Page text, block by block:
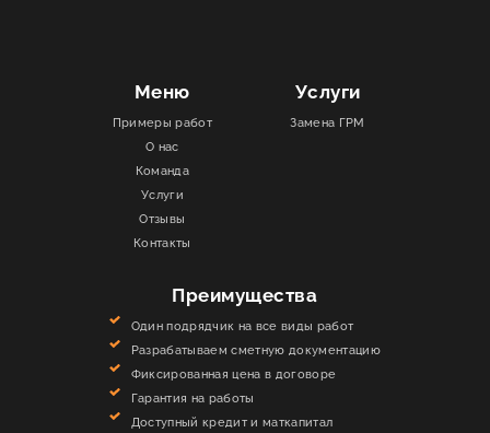
КОНТАКТЫМеню
Примеры работ
О нас
Команда
Услуги
Отзывы
Контакты
Услуги
Замена ГРМ
Преимущества
Один подрядчик на все виды работ
Разрабатываем сметную документацию
Фиксированная цена в договоре
Гарантия на работы
Доступный кредит и маткапитал